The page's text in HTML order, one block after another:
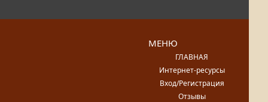
МЕНЮ
ГЛАВНАЯ
Интернет-ресурсы
Вход/Регистрация
Отзывы